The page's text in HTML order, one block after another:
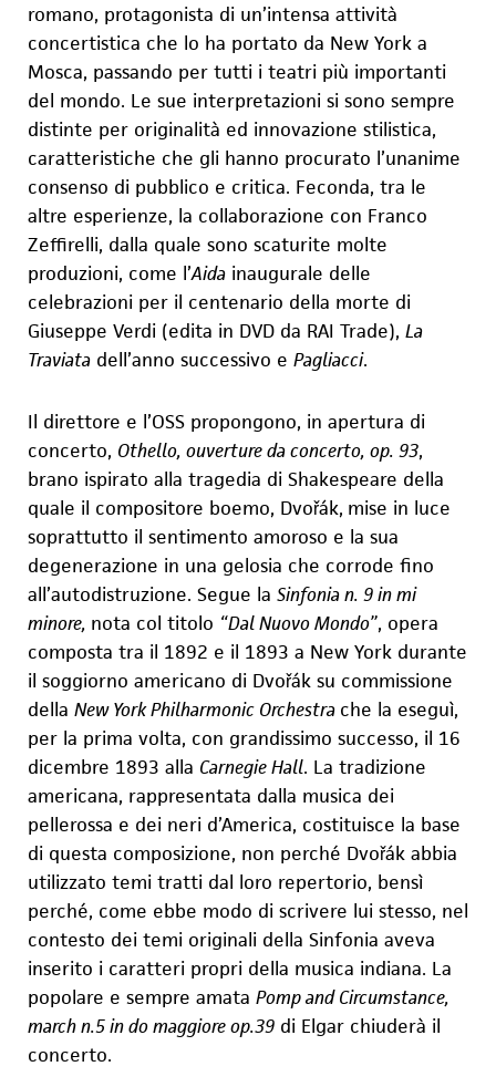
romano, protagonista di un’intensa attività
concertistica che lo ha portato da New York a
Mosca, passando per tutti i teatri più importanti
del mondo. Le sue interpretazioni si sono sempre
distinte per originalità ed innovazione stilistica,
caratteristiche che gli hanno procurato l’unanime
consenso di pubblico e critica. Feconda, tra le
altre esperienze, la collaborazione con Franco
Zeffirelli, dalla quale sono scaturite molte
produzioni, come l’Aida inaugurale delle
celebrazioni per il centenario della morte di
Giuseppe Verdi (edita in DVD da RAI Trade), La
Traviata dell’anno successivo e Pagliacci.
Il direttore e l’OSS propongono, in apertura di
concerto, Othello, ouverture da concerto, op. 93,
brano ispirato alla tragedia di Shakespeare della
quale il compositore boemo, Dvořák, mise in luce
soprattutto il sentimento amoroso e la sua
degenerazione in una gelosia che corrode fino
all’autodistruzione. Segue la Sinfonia n. 9 in mi
minore, nota col titolo “Dal Nuovo Mondo”, opera
composta tra il 1892 e il 1893 a New York durante
il soggiorno americano di Dvořák su commissione
della New York Philharmonic Orchestra che la eseguì,
per la prima volta, con grandissimo successo, il 16
dicembre 1893 alla Carnegie Hall. La tradizione
americana, rappresentata dalla musica dei
pellerossa e dei neri d’America, costituisce la base
di questa composizione, non perché Dvořák abbia
utilizzato temi tratti dal loro repertorio, bensì
perché, come ebbe modo di scrivere lui stesso, nel
contesto dei temi originali della Sinfonia aveva
inserito i caratteri propri della musica indiana. La
popolare e sempre amata Pomp and Circumstance,
march n.5 in do maggiore op.39 di Elgar chiuderà il
concerto.